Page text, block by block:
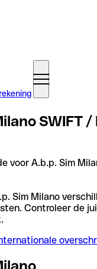
SWIFT /
voor A.b.p. Sim
Sim Milano
Controleer de